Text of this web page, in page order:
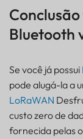
Bluetooth
Se você já possui
pode alugá-la a
LoRaWAN
custo zero de
fornecida pelas